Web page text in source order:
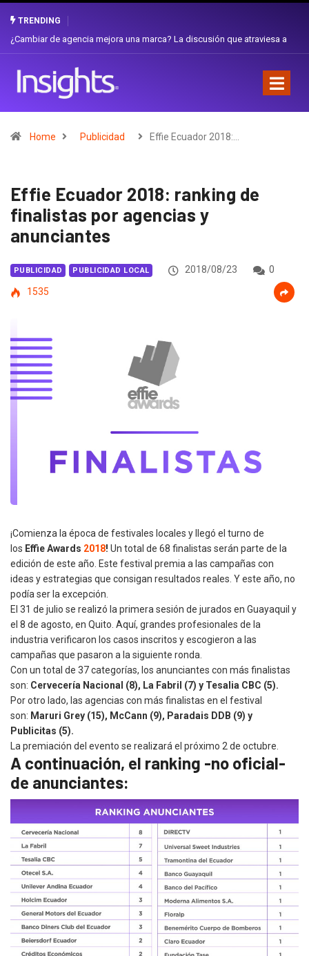
TRENDING
Gabriela Herrera y el arte de cambiarse el sombrero en Corporación
Home Publicidad Effie Ecuador 2018:…
Effie Ecuador 2018: ranking de
finalistas por agencias y
anunciantes
PUBLICIDAD PUBLICIDAD LOCAL 2018/08/23
0
1535
¡Comienza la época de festivales locales y llegó el turno de
los Effie Awards 2018! Un total de 68 finalistas serán parte de la
edición de este año. Este festival premia a las campañas con
ideas y estrategias que consigan resultados reales. Y este año, no
podía ser la excepción.
El 31 de julio se realizó la primera sesión de jurados en Guayaquil y
el 8 de agosto, en Quito. Aquí, grandes profesionales de la
industria verificaron los casos inscritos y escogieron a las
campañas que pasaron a la siguiente ronda.
Con un total de 37 categorías, los anunciantes con más finalistas
son: Cervecería Nacional (8), La Fabril (7) y Tesalia CBC (5).
Por otro lado, las agencias con más finalistas en el festival
son: Maruri Grey (15), McCann (9), Paradais DDB (9) y
Publicitas (5).
La premiación del evento se realizará el próximo 2 de octubre.
A continuación, el ranking -no oficial-
de anunciantes: